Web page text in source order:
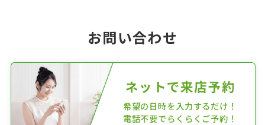
お問い合わせ
ネットで来店予約
希望の日時を入力するだけ！
電話不要でらくらくご予約！